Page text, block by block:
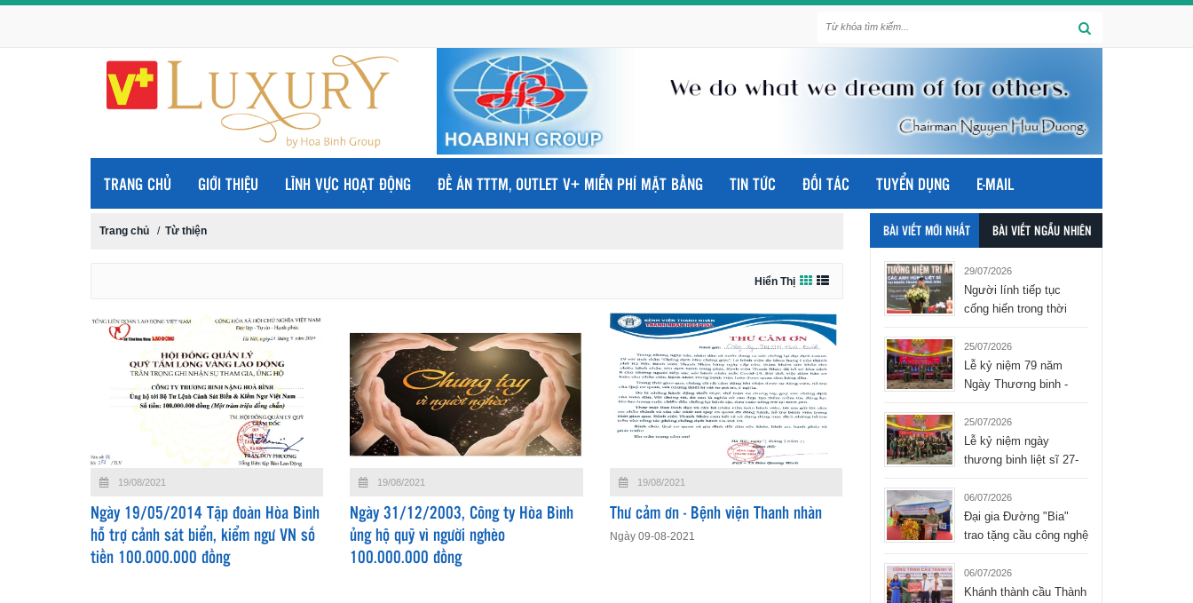
TRANG CHỦ GIỚI THIỆU LĨNH VỰC HOẠT ĐỘNG ĐỀ ÁN TTTM, OUTLET V+ MIỄN PHÍ MẶT BẰNG TIN TỨC ĐỐI TÁC TUYỂN DỤNG E-MAIL
Trang chủ / Từ thiện
Hiển Thị
19/08/2021
Ngày 19/05/2014 Tập đoàn Hòa Bình
hỗ trợ cảnh sát biển, kiểm ngư VN số
tiền 100.000.000 đồng
19/08/2021
Ngày 31/12/2003, Công ty Hòa Bình
ủng hộ quỹ vì người nghèo
100.000.000 đồng
19/08/2021
Thư cảm ơn - Bệnh viện Thanh nhàn
Ngày 09-08-2021
BÀI VIẾT MỚI NHẤT BÀI VIẾT NGẪU NHIÊN
29/07/2026
Người lính tiếp tục
cống hiến trong thời
Bình Group
25/07/2026
Lễ kỷ niệm 79 năm
Ngày Thương binh -
Tập đoàn Hòa Bình
25/07/2026
Lễ kỷ niệm ngày
thương binh liệt sĩ 27-
TNHH Hòa Bình
06/07/2026
Đại gia Đường "Bia"
trao tặng cầu công nghệ
- Thái Nguyên
06/07/2026
Khánh thành cầu Thành